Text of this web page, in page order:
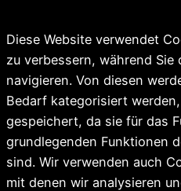
Diese Website verwendet
zu verbessern, während Sie
navigieren. Von diesen
Bedarf kategorisiert
gespeichert, da sie für das
grundlegenden Funktionen
sind. Wir verwenden auch
mit denen wir analysieren